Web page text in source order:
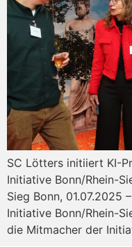
SC Lötters initiiert KI-
Initiative Bonn/Rhein-
Sieg Bonn, 01.07.2025
Initiative Bonn/Rhein-
die Mitmacher der